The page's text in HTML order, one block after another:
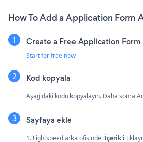
How To Add a Application Form
Create a Free Application
Start for free now
Kod kopyala
Aşağıdaki kodu kopyalayın. Daha sonra
Sayfaya ekle
1. Lightspeed arka ofisinde,İçerik'i